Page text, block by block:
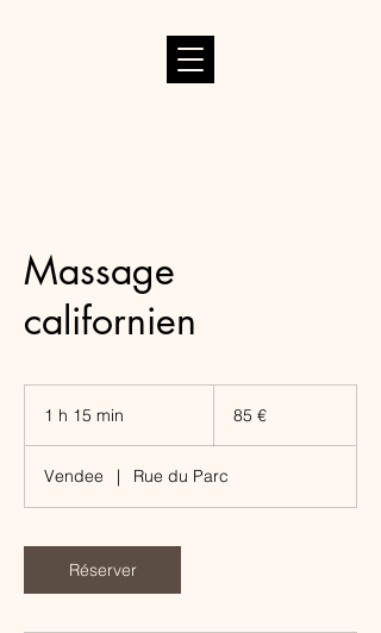
Massage
californien
1 h 15 min
m
i
85 €
Vendee | Rue du Parc
Réserver